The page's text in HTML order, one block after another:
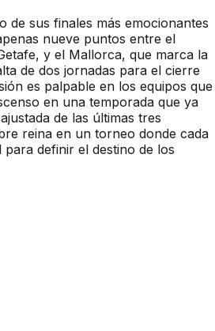
de sus finales más emocionantes
nueve puntos entre el
y el Mallorca, que marca la
de dos jornadas para el cierre
es palpable en los equipos que
en una temporada que ya
de las últimas tres
reina en un torneo donde cada
definir el destino de los